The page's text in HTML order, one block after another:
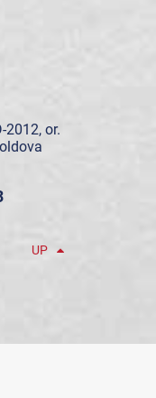
2012, or.
UP